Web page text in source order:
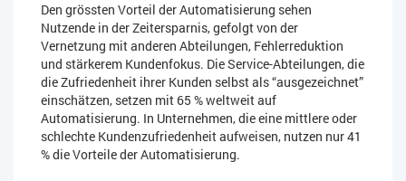
Den grössten Vorteil der Automatisierung sehen
Nutzende in der Zeitersparnis, gefolgt von der
Vernetzung mit anderen Abteilungen, Fehlerreduktion
und stärkerem Kundenfokus. Die Service-Abteilungen, die
die Zufriedenheit ihrer Kunden selbst als “ausgezeichnet”
einschätzen, setzen mit 65 % weltweit auf
Automatisierung. In Unternehmen, die eine mittlere oder
schlechte Kundenzufriedenheit aufweisen, nutzen nur 41
% die Vorteile der Automatisierung.